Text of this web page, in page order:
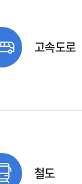
고속도로
철도